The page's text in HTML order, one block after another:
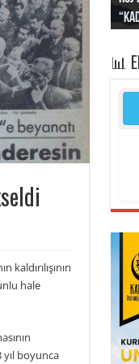
hale
yıl boyunca
📊